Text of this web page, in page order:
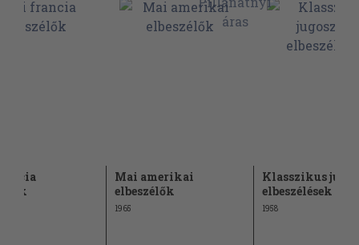
Mai amerikai
elbeszélők
1965
Klasszikus
elbeszélések
1958